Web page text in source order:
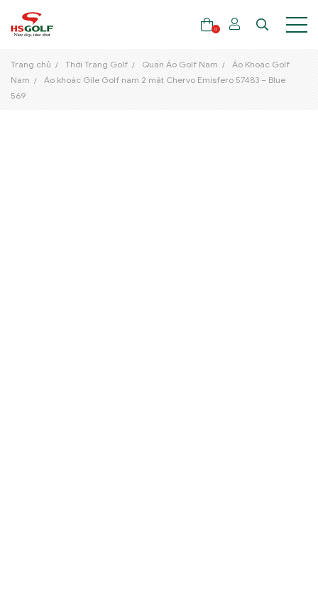
0
Trang chủ Thời Trang Golf Quần Áo Golf Nam
Áo Khoác Golf
Nam
Áo khoác Gile Golf nam 2 mặt Chervo Emisfero 57483 – Blue
569